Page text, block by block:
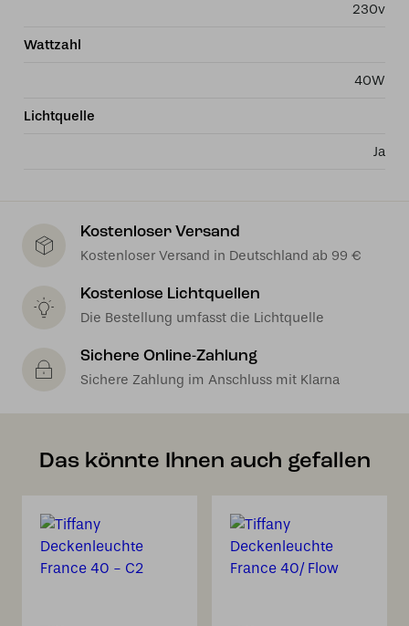
230v
Wattzahl
40W
Lichtquelle
Ja
Kostenloser Versand
Kostenloser Versand in Deutschland ab 99 €
Kostenlose Lichtquellen
Die Bestellung umfasst die Lichtquelle
Sichere Online-Zahlung
Sichere Zahlung im Anschluss mit Klarna
Das könnte Ihnen auch gefallen